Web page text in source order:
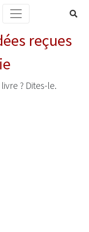
reçues
? Dites-le.